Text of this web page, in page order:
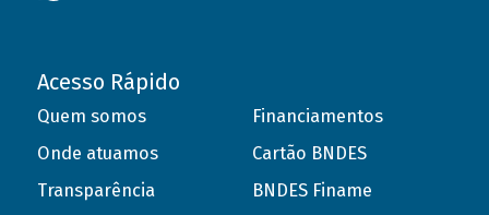
Acesso Rápido
Quem somos
Onde atuamos
Transparência
Financiamentos
Cartão BNDES
BNDES Finame